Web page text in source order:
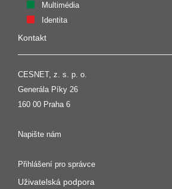
Multimédia
Identita
Kontakt
CESNET, z. s. p. o.
Generála Píky 26
160 00 Praha 6
Napište nám
Přihlášení pro správce
Uživatelská podpora